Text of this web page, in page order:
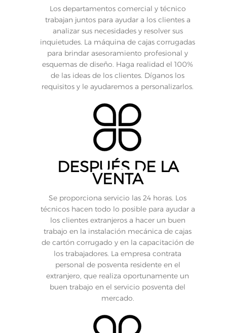
Los departamentos comercial y técnico
trabajan juntos para ayudar a los clientes a
analizar sus necesidades y resolver sus
inquietudes. La máquina de cajas corrugadas
para brindar asesoramiento profesional y
esquemas de diseño. Haga realidad el 100%
de las ideas de los clientes. Díganos los
requisitos y le ayudaremos a personalizarlos.
DESPUÉS DE LA
VENTA
Se proporciona servicio las 24 horas. Los
técnicos hacen todo lo posible para ayudar a
los clientes extranjeros a hacer un buen
trabajo en la instalación mecánica de cajas
de cartón corrugado y en la capacitación de
los trabajadores. La empresa contrata
personal de posventa residente en el
extranjero, que realiza oportunamente un
buen trabajo en el servicio posventa del
mercado.